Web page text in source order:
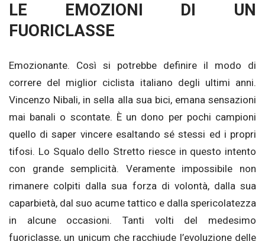
LE EMOZIONI DI UN
FUORICLASSE
Emozionante. Così si potrebbe definire il modo di
correre del miglior ciclista italiano degli ultimi anni.
Vincenzo Nibali, in sella alla sua bici, emana sensazioni
mai banali o scontate. È un dono per pochi campioni
quello di saper vincere esaltando sé stessi ed i propri
tifosi. Lo Squalo dello Stretto riesce in questo intento
con grande semplicità. Veramente impossibile non
rimanere colpiti dalla sua forza di volontà, dalla sua
caparbietà, dal suo acume tattico e dalla spericolatezza
in alcune occasioni. Tanti volti del medesimo
fuoriclasse, un unicum che racchiude l’evoluzione delle